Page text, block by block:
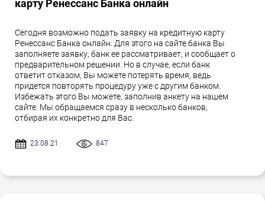
карту Ренессанс Банка онлайн
Сегодня возможно подать заявку на кредитную карту
Ренессанс Банка онлайн. Для этого на сайте банка Вы
заполняете заявку, банк ее рассматривает, и сообщает о
предварительном решении. Но в случае, если банк
ответит отказом, Вы можете потерять время, ведь
придется повторять процедуру уже с другим банком.
Избежать этого Вы можете, заполнив анкету на нашем
сайте. Мы обращаемся сразу в несколько банков,
отбирая их конкретно для Вас.
23.08.21 847